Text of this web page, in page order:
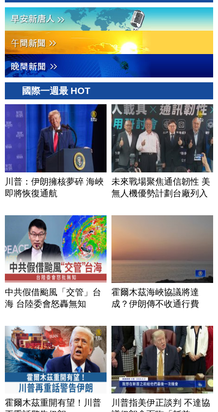
國際一週最 HOT
川普：伊朗擁核夢碎 海峽
即將恢復通航
未來戰場聚焦通信韌性 美
無人機優勢計劃台廠列入
中共假借颱風「交管」台
海 台陸委會怒轟無知
霍爾木茲海峽協議將達
成？伊朗傳不收通行費
霍爾木茲重開有望！川普
川普指美伊正談判 不達協